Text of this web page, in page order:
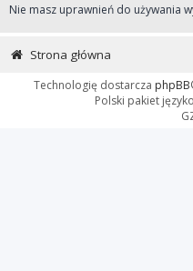
Nie masz uprawnień do używania
Strona główna
Technologię dostarcza phpBB
Polski pakiet